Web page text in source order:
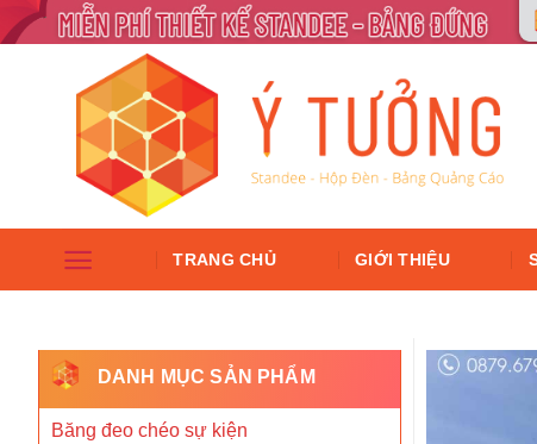
TRANG CHỦ GIỚI THIỆU
DANH MỤC SẢN PHẨM
Băng đeo chéo sự kiện